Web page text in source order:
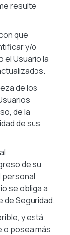
resulte
que
y/o
el Usuario la
de los
de la
de sus
de su
personal
se obliga a
de Seguridad.
y está
o posea más